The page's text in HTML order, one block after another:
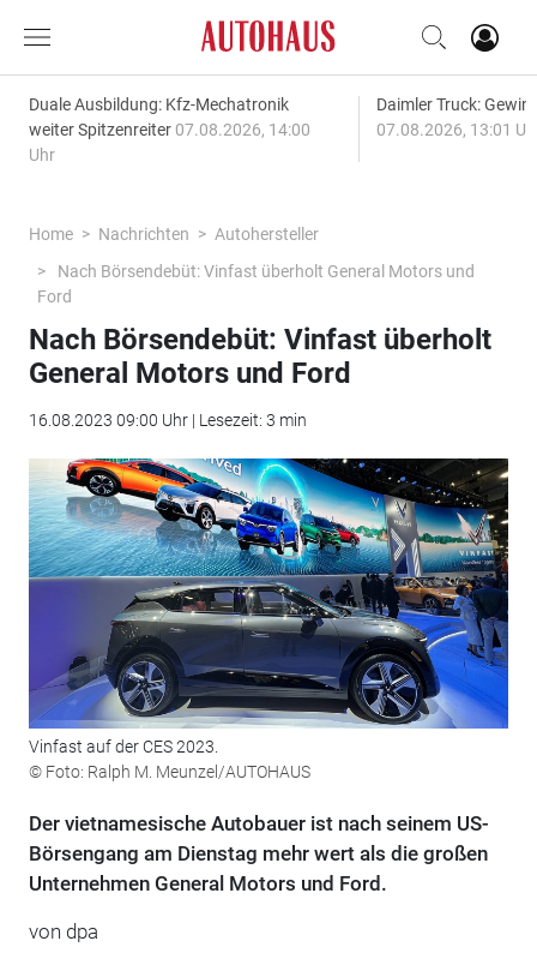
Duale Ausbildung: Kfz-Mechatronik
weiter Spitzenreiter 07.08.2026, 14:00
Uhr
Daimler Truck:
07.08.2026, 13:01
Home Nachrichten
Autohersteller
Nach Börsendebüt: Vinfast überholt General Motors und
Ford
Nach Börsendebüt: Vinfast überholt
General Motors und Ford
16.08.2023 09:00 Uhr | Lesezeit: 3 min
Vinfast auf der CES 2023.
© Foto: Ralph M. Meunzel/AUTOHAUS
Der vietnamesische Autobauer ist nach seinem US-
Börsengang am Dienstag mehr wert als die großen
Unternehmen General Motors und Ford.
von dpa